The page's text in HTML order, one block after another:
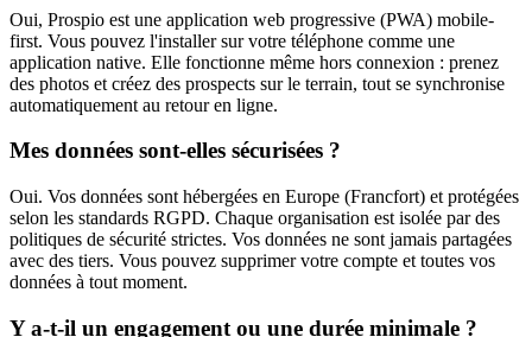
Oui, Prospio est une application web progressive (PWA) mobile-
first. Vous pouvez l'installer sur votre téléphone comme une
application native. Elle fonctionne même hors connexion : prenez
des photos et créez des prospects sur le terrain, tout se synchronise
automatiquement au retour en ligne.
Mes données sont-elles sécurisées ?
Oui. Vos données sont hébergées en Europe (Francfort) et protégées
selon les standards RGPD. Chaque organisation est isolée par des
politiques de sécurité strictes. Vos données ne sont jamais partagées
avec des tiers. Vous pouvez supprimer votre compte et toutes vos
données à tout moment.
Y a-t-il un engagement ou une durée minimale ?